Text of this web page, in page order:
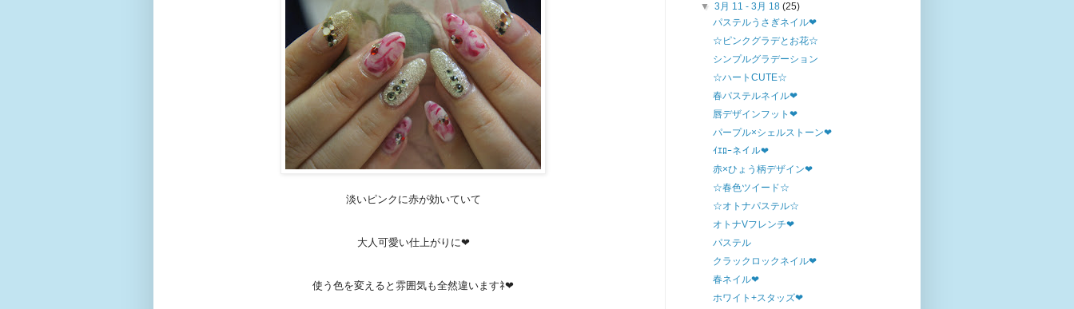
淡いピンクに赤が効いていて
大人可愛い仕上がりに❤
使う色を変えると雰囲気も全然違いますﾈ❤
▼3月 11 - 3月 18(25)
パステルうさぎネイル❤
☆ピンクグラデとお花☆
シンプルグラデーション
☆ハートCUTE☆
春パステルネイル❤
唇デザインフット❤
パープル×シェルストーン❤
ｲｴﾛｰネイル❤
赤×ひょう柄デザイン❤
☆春色ツイード☆
☆オトナパステル☆
オトナVフレンチ❤
パステル
クラックロックネイル❤
春ネイル❤
ホワイト+スタッズ❤